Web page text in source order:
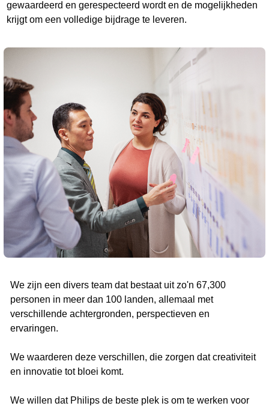
gewaardeerd en gerespecteerd wordt en de mogelijkheden
krijgt om een volledige bijdrage te leveren.
We zijn een divers team dat bestaat uit zo'n 67,300
personen in meer dan 100 landen, allemaal met
verschillende achtergronden, perspectieven en
ervaringen.
We waarderen deze verschillen, die zorgen dat creativiteit
en innovatie tot bloei komt.
We willen dat Philips de beste plek is om te werken voor